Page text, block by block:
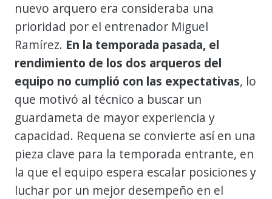
nuevo arquero era consideraba una
prioridad por el entrenador Miguel
Ramírez. En la temporada pasada, el
rendimiento de los dos arqueros del
equipo no cumplió con las expectativas, lo
que motivó al técnico a buscar un
guardameta de mayor experiencia y
capacidad. Requena se convierte así en una
pieza clave para la temporada entrante, en
la que el equipo espera escalar posiciones y
luchar por un mejor desempeño en el